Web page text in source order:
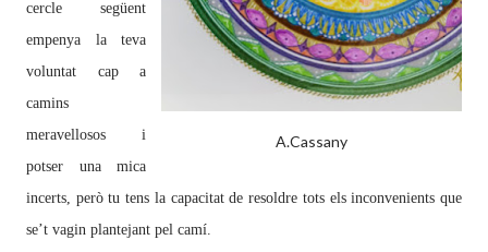
A.Cassany
cercle següent
empenya la teva
voluntat cap a
camins
meravellosos i
potser una mica
incerts, però tu tens la capacitat de resoldre tots els inconvenients que
se’t vagin plantejant pel camí.